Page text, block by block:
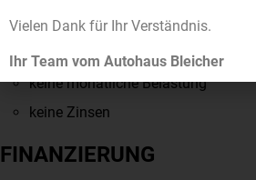
Vorteile:
sofortiges Eigentum
keine monatliche Belastung
keine Zinsen
FINANZIERUNG
Vielen Dank für Ihr Verständnis.
Ihr Team vom Autohaus Bleicher